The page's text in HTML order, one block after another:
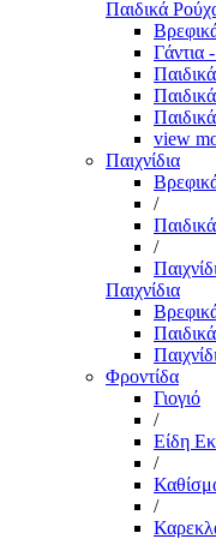
Παιδικά
Γάντια
view
Παιχνίδια
/
/
Παιχνίδια
Φροντίδα
Γιογιό
/
Είδη
/
/